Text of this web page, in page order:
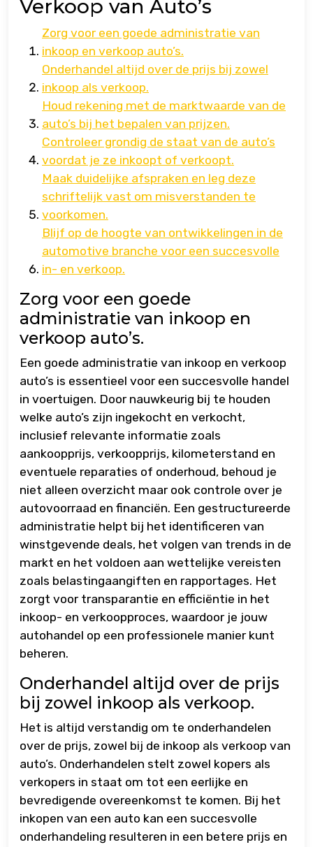
Verkoop van Auto’s
Zorg voor een goede administratie van
inkoop en verkoop auto’s.
Onderhandel altijd over de prijs bij zowel
inkoop als verkoop.
Houd rekening met de marktwaarde van de
auto’s bij het bepalen van prijzen.
Controleer grondig de staat van de auto’s
voordat je ze inkoopt of verkoopt.
Maak duidelijke afspraken en leg deze
schriftelijk vast om misverstanden te
voorkomen.
Blijf op de hoogte van ontwikkelingen in de
automotive branche voor een succesvolle
in- en verkoop.
Zorg voor een goede
administratie van inkoop en
verkoop auto’s.
Een goede administratie van inkoop en verkoop
auto’s is essentieel voor een succesvolle handel
in voertuigen. Door nauwkeurig bij te houden
welke auto’s zijn ingekocht en verkocht,
inclusief relevante informatie zoals
aankoopprijs, verkoopprijs, kilometerstand en
eventuele reparaties of onderhoud, behoud je
niet alleen overzicht maar ook controle over je
autovoorraad en financiën. Een gestructureerde
administratie helpt bij het identificeren van
winstgevende deals, het volgen van trends in de
markt en het voldoen aan wettelijke vereisten
zoals belastingaangiften en rapportages. Het
zorgt voor transparantie en efficiëntie in het
inkoop- en verkoopproces, waardoor je jouw
autohandel op een professionele manier kunt
beheren.
Onderhandel altijd over de prijs
bij zowel inkoop als verkoop.
Het is altijd verstandig om te onderhandelen
over de prijs, zowel bij de inkoop als verkoop van
auto’s. Onderhandelen stelt zowel kopers als
verkopers in staat om tot een eerlijke en
bevredigende overeenkomst te komen. Bij het
inkopen van een auto kan een succesvolle
onderhandeling resulteren in een betere prijs en